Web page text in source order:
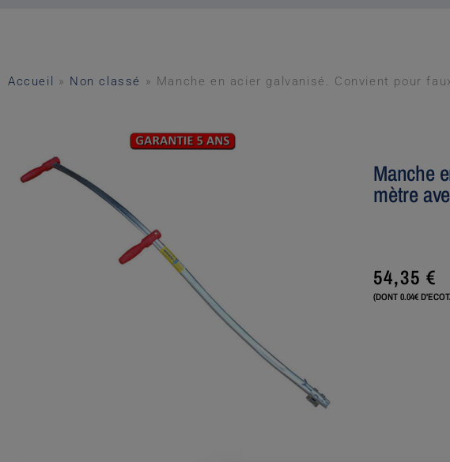
Accueil » Non classé » Manche en acier galvanisé. Convient pour
Manche
mètre
54,35€
(DONT 0.04€